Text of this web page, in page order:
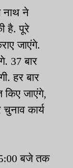
नाथ ने
है. पूरे
जाएंगे.
37 बार
हर बार
किए जाएंगे,
कार्य
बजे तक